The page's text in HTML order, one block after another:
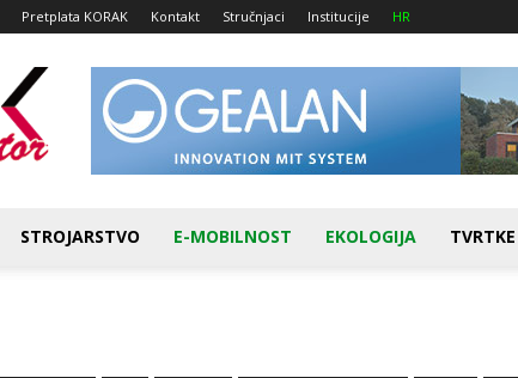
Pretplata KORAK Kontakt Stručnjaci Institucije HR
STROJARSTVO E-MOBILNOST EKOLOGIJA TVRTKE